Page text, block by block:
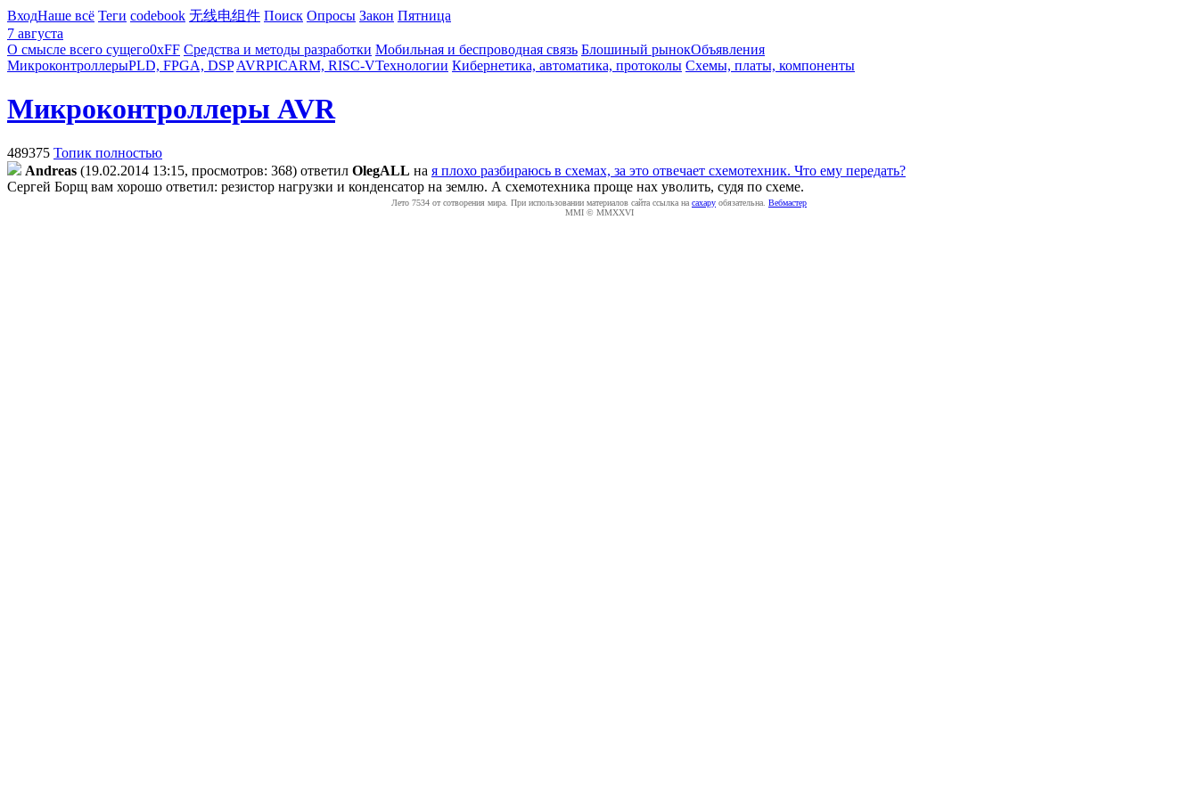
ВходНаше всё Теги codebook 无线电组件 Поиск Опросы Закон Пятница
7 августа
О смысле всего сущего0xFF Средства и методы разработки Мобильная и беспроводная связь Блошиный рынокОбъявления
МикроконтроллерыPLD, FPGA, DSP AVRPICARM, RISC-VТехнологии Кибернетика, автоматика, протоколы Схемы, платы, компоненты
Микроконтроллеры AVR
489375 Топик полностью
Andreas (19.02.2014 13:15, просмотров: 368) ответил OlegALL на я плохо разбираюсь в схемах, за это отвечает схемотехник. Что ему передать?
Сергей Борщ вам хорошо ответил: резистор нагрузки и конденсатор на землю. А схемотехника проще нах уволить, судя по схеме.
Лето 7534 от сотворения мира. При использовании материалов сайта ссылка на caxapу обязательна. Вебмастер
MMI © MMXXVI